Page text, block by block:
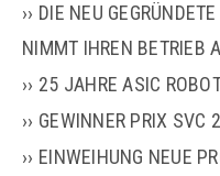
DIE NEU
NIMMT IHREN BETRIEB
25 JAHRE ASIC
GEWINNER PRIX SVC
EINWEIHUNG NEUE